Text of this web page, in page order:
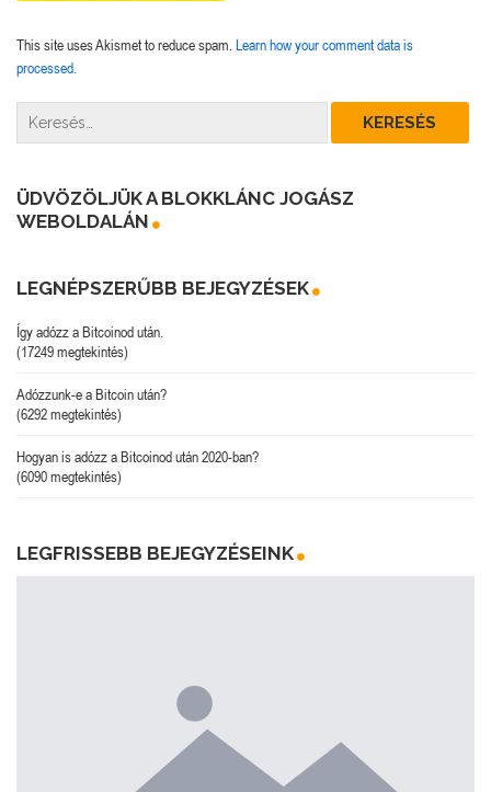
This site uses Akismet to reduce spam. Learn how your comment data is
processed.
ÜDVÖZÖLJÜK A BLOKKLÁNC JOGÁSZ
WEBOLDALÁN
LEGNÉPSZERŰBB BEJEGYZÉSEK
Így adózz a Bitcoinod után.
(17249 megtekintés)
Adózzunk-e a Bitcoin után?
(6292 megtekintés)
Hogyan is adózz a Bitcoinod után 2020-ban?
(6090 megtekintés)
LEGFRISSEBB BEJEGYZÉSEINK